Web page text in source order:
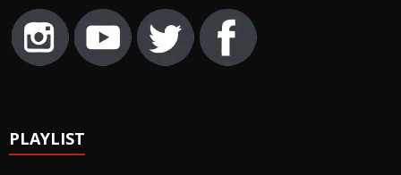
PLAYLIST